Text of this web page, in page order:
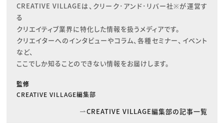
CREATIVE VILLAGEは、クリーク･アンド･リバー社※が運営す
る
クリエイティブ業界に特化した情報を扱うメディアです。
クリエイターへのインタビューやコラム、各種セミナー、イベント
など、
ここでしか知ることのできない情報をお届けします。
監修
CREATIVE VILLAGE編集部
CREATIVE VILLAGE編集部の記事一覧